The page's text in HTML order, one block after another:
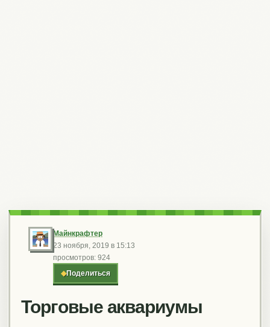
Майнкрафтер
23 ноября, 2019 в 15:13
просмотров: 924
◆Поделиться
Торговые аквариумы